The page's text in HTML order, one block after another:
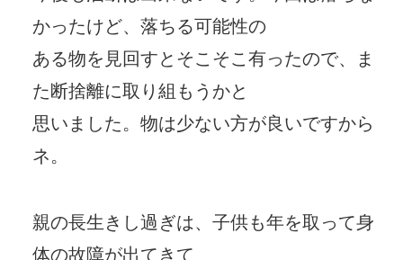
かったけど、落ちる可能性の
ある物を見回すとそこそこ有ったので、ま
た断捨離に取り組もうかと
思いました。物は少ない方が良いですから
ネ。
親の長生きし過ぎは、子供も年を取って身
体の故障が出てきて